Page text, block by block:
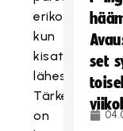
kun
kisat
lähestyvät.
Tärkeimpänä
on
set